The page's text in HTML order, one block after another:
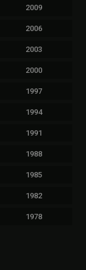
2009
2006
2003
2000
1997
1994
1991
1988
1985
1982
1978